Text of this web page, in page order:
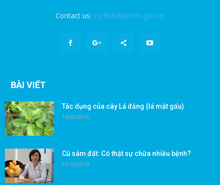
Contact us: v.ydhdt@tphcm.gov.vn
BÀI VIẾT
Tác dụng của cây Lá đắng (lá mật gấu)
14/08/2016
Củ sâm đất: Có thật sự chữa nhiều bệnh?
31/10/2019